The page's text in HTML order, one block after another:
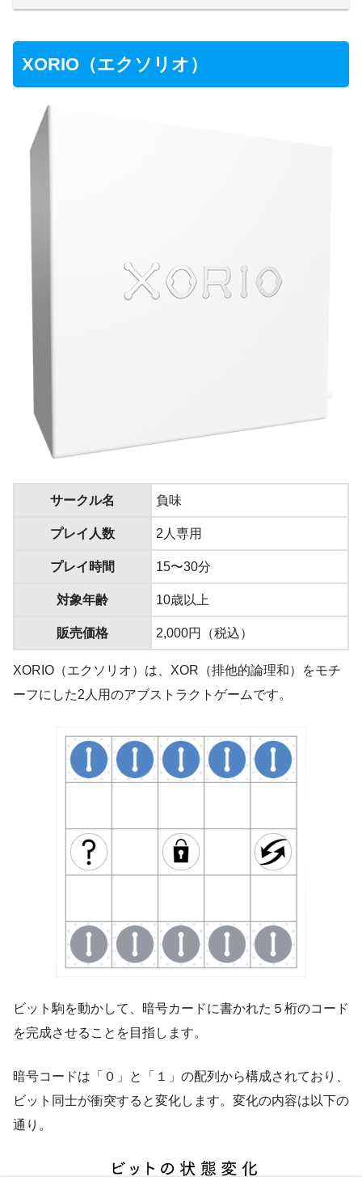
XORIO（エクソリオ）
サークル名 負味
プレイ人数 2人専用
プレイ時間 15〜30分
対象年齢 10歳以上
販売価格 2,000円（税込）
XORIO（エクソリオ）は、XOR（排他的論理和）をモチ
ーフにした2人用のアブストラクトゲームです。
ビット駒を動かして、暗号カードに書かれた５桁のコード
を完成させることを目指します。
暗号コードは「０」と「１」の配列から構成されており、
ビット同士が衝突すると変化します。変化の内容は以下の
通り。